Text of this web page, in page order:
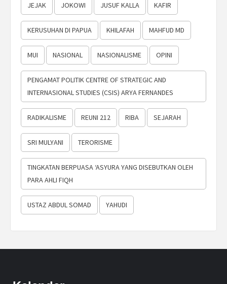
JEJAK JOKOWI JUSUF KALLA KAFIR
KERUSUHAN DI PAPUA KHILAFAH MAHFUD MD
MUI NASIONAL NASIONALISME OPINI
PENGAMAT POLITIK CENTRE OF STRATEGIC AND
INTERNASIONAL STUDIES (CSIS) ARYA FERNANDES
RADIKALISME REUNI 212 RIBA SEJARAH
SRI MULYANI TERORISME
TINGKATAN BERPUASA ‘ASYURA YANG DISEBUTKAN OLEH
PARA AHLI FIQH
USTAZ ABDUL SOMAD YAHUDI